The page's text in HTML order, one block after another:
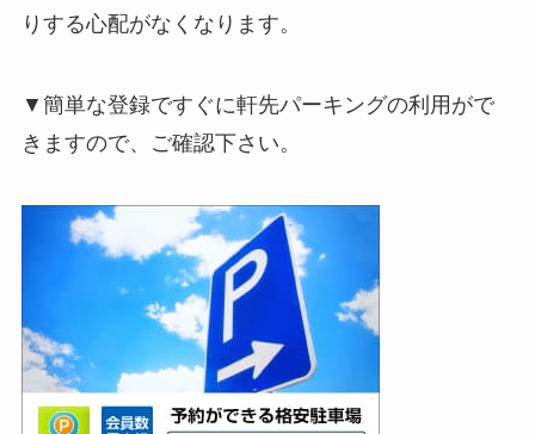
りする心配がなくなります。
▼簡単な登録ですぐに軒先パーキングの利用がで
きますので、ご確認下さい。